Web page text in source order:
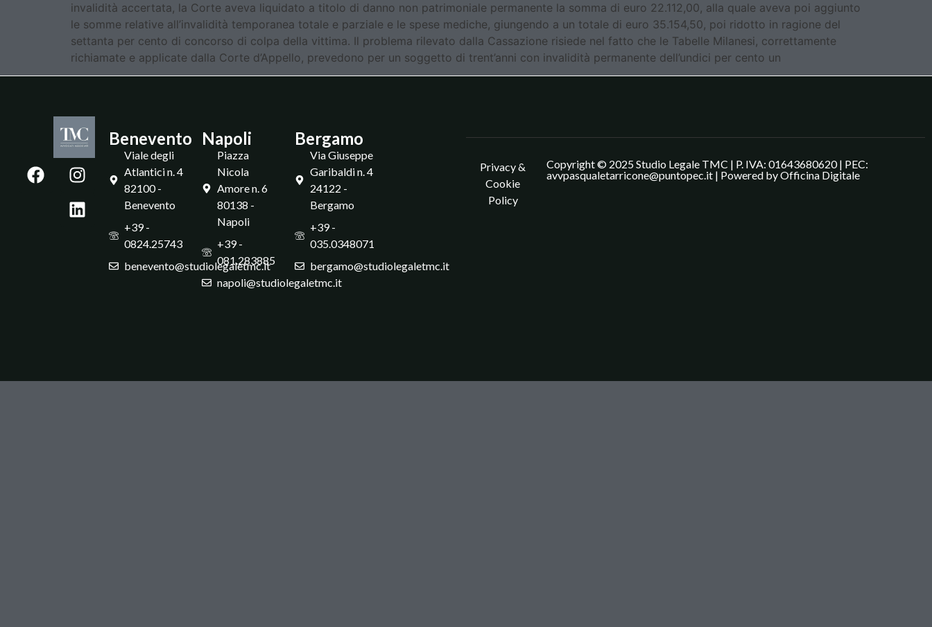
invalidità accertata, la Corte aveva liquidato a titolo di danno non patrimoniale permanente la somma di euro 22.112,00, alla quale aveva poi aggiunto
le somme relative all’invalidità temporanea totale e parziale e le spese mediche, giungendo a un totale di euro 35.154,50, poi ridotto in ragione del
settanta per cento di concorso di colpa della vittima. Il problema rilevato dalla Cassazione risiede nel fatto che le Tabelle Milanesi, correttamente
richiamate e applicate dalla Corte d’Appello, prevedono per un soggetto di trent’anni con invalidità permanente dell’undici per cento un
Benevento
Viale degli
Atlantici n. 4
82100 -
Benevento
+39 -
0824.25743
benevento@studiolegaletmc.it
Napoli
Piazza
Nicola
Amore n. 6
80138 -
Napoli
+39 -
081.283885
napoli@studiolegaletmc.it
Bergamo
Via Giuseppe
Garibaldi n. 4
24122 -
Bergamo
+39 -
035.0348071
bergamo@studiolegaletmc.it
Privacy &
Cookie
Policy
Copyright © 2025 Studio Legale TMC | P. IVA: 01643680620 | PEC:
avvpasqualetarricone@puntopec.it | Powered byOfficina Digitale